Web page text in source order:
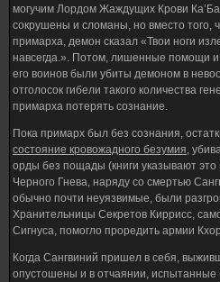
могучим Лордом Жаждущих Крови
сокрушены и сломаны, но вместо того,
примарха, демон сказал «Твои ноги
навсегда.». Потом, лишенные помощи
его воинов были убиты демоном в
отголосок гибели такого количества
примарха потерять сознание.
Пока примарх был без сознания,
состояние кровожадного безумия,
орды без пощады (книги указывают это
Черного Гнева, наряду со смертью
обычно почти неуязвимые, были
Хранительницы Секретов Киррисс,
Сигнуса, помогло проредить армии
Когда Сангвиний пришел в себя,
опустошены и в отчаянии, испытанные